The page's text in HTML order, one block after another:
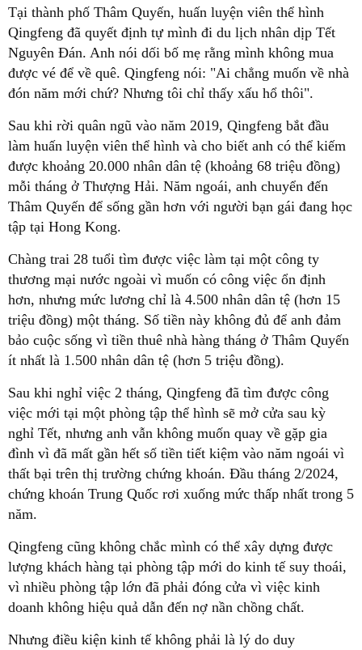
Tại thành phố Thâm Quyến, huấn luyện viên thể hình
Qingfeng đã quyết định tự mình đi du lịch nhân dịp Tết
Nguyên Đán. Anh nói dối bố mẹ rằng mình không mua
được vé để về quê. Qingfeng nói: "Ai chẳng muốn về nhà
đón năm mới chứ? Nhưng tôi chỉ thấy xấu hổ thôi".
Sau khi rời quân ngũ vào năm 2019, Qingfeng bắt đầu
làm huấn luyện viên thể hình và cho biết anh có thể kiếm
được khoảng 20.000 nhân dân tệ (khoảng 68 triệu đồng)
mỗi tháng ở Thượng Hải. Năm ngoái, anh chuyển đến
Thâm Quyến để sống gần hơn với người bạn gái đang học
tập tại Hong Kong.
Chàng trai 28 tuổi tìm được việc làm tại một công ty
thương mại nước ngoài vì muốn có công việc ổn định
hơn, nhưng mức lương chỉ là 4.500 nhân dân tệ (hơn 15
triệu đồng) một tháng. Số tiền này không đủ để anh đảm
bảo cuộc sống vì tiền thuê nhà hàng tháng ở Thâm Quyến
ít nhất là 1.500 nhân dân tệ (hơn 5 triệu đồng).
Sau khi nghỉ việc 2 tháng, Qingfeng đã tìm được công
việc mới tại một phòng tập thể hình sẽ mở cửa sau kỳ
nghỉ Tết, nhưng anh vẫn không muốn quay về gặp gia
đình vì đã mất gần hết số tiền tiết kiệm vào năm ngoái vì
thất bại trên thị trường chứng khoán. Đầu tháng 2/2024,
chứng khoán Trung Quốc rơi xuống mức thấp nhất trong 5
năm.
Qingfeng cũng không chắc mình có thể xây dựng được
lượng khách hàng tại phòng tập mới do kinh tế suy thoái,
vì nhiều phòng tập lớn đã phải đóng cửa vì việc kinh
doanh không hiệu quả dẫn đến nợ nần chồng chất.
Nhưng điều kiện kinh tế không phải là lý do duy